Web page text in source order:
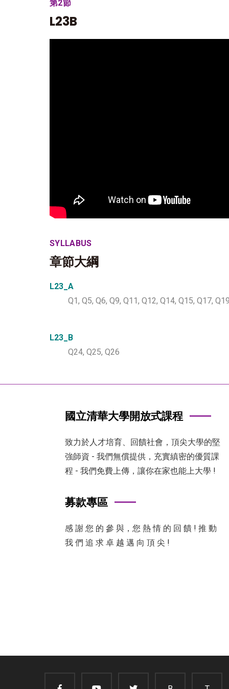
第2節
L23B
SYLLABUS
章節大綱
L23_A
Q1, Q5, Q6, Q9, Q11, Q12, Q14, Q15, Q17,
L23_B
Q24, Q25, Q26
國立清華大學開放式課程
致力於人才培育、回饋社會，頂尖大學的堅
強師資 - 我們無償提供，充實縝密的優質課
程 - 我們免費上傳，讓你在家也能上大學 !
募款專區
感 謝 您 的 參 與，您 熱 情 的 回 饋 ! 推 動
我 們 追 求 卓 越 邁 向 頂 尖 !